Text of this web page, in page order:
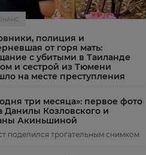
полиция и
от горя мать:
с убитыми в Таиланде
и сестрой из Тюмени
на месте преступления
три месяца»: первое фото
Данилы Козловского и
Акиньшиной
поделился трогательным снимком